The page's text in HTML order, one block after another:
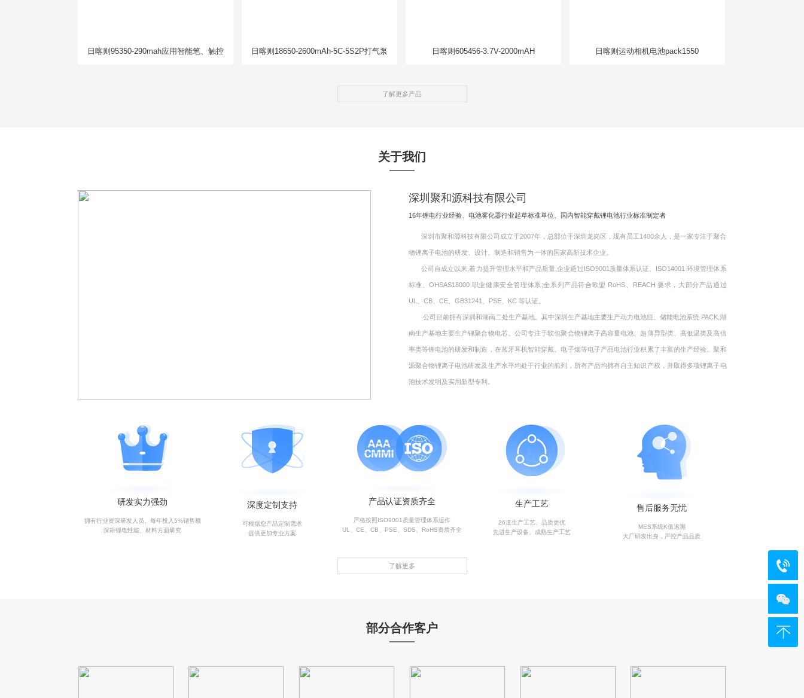
日喀则95350-290mah应用智能笔、触控
日喀则18650-2600mAh-5C-5S2P打气泵
日喀则605456-3.7V-2000mAH 日喀则运动相机电池pack1550
了解更多产品
关于我们
深圳聚和源科技有限公司
16年锂电行业经验、电池雾化器行业起草标准单位、国内智能穿戴锂电池行业标准制定者
深圳市聚和源科技有限公司成立于2007年，总部位干深圳龙岗区，现有员工1400余人，是一家专注于聚合
物锂离子电池的研发、设计、制造和销售为一体的国家高新技术企业。
公司自成立以来,着力提升管理水平和产品质量,企业通过ISO9001质量体系认证、ISO14001 环境管理体系
标准、OHSAS18000 职业健康安全管理体系;全系列产品符合欧盟 RoHS、REACH 要求，大部分产品通过
UL、CB、CE、GB31241、PSE、KC 等认证。
公司目前拥有深圳和湖南二处生产基地。其中深圳生产基地主要生产动力电池组、储能电池系统 PACK,湖
南生产基地主要生产锂聚合物电芯。公司专注于软包聚合物锂离子高容量电池、超薄异型类、高低温类及高倍
率类等锂电池的研发和制造，在蓝牙耳机智能穿戴、电子烟等电子产品电池行业积累了丰富的生产经验。聚和
源聚合物锂离子电池研发及生产水平均处于行业的前列，所有产品均拥有自主知识产权，并取得多项锂离子电
池技术发明及实用新型专利。
研发实力强劲
拥有行业资深研发人员、每年投入5%销售额
深耕锂电性能、材料方面研究
深度定制支持
可根据您产品定制需求
提供更加专业方案
产品认证资质齐全
严格按照ISO9001质量管理体系运作
UL、CE、CB、PSE、SDS、RoHS资质齐全
生产工艺
26道生产工艺、品质更优
先进生产设备、成熟生产工艺
售后服务无忧
MES系统K值追溯
大厂研发出身，严控产品品质
了解更多
部分合作客户